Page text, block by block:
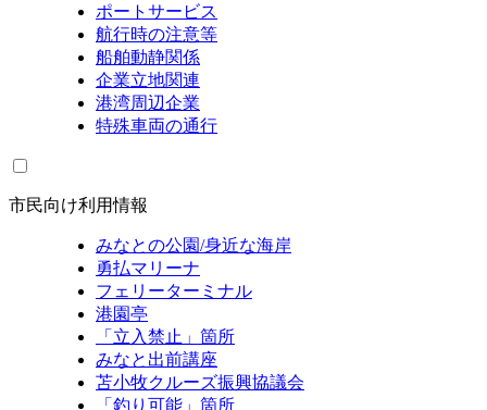
ポートサービス
航行時の注意等
船舶動静関係
企業立地関連
港湾周辺企業
特殊車両の通行
市民向け利用情報
みなとの公園/身近な海岸
勇払マリーナ
フェリーターミナル
港園亭
「立入禁止」箇所
みなと出前講座
苫小牧クルーズ振興協議会
「釣り可能」箇所